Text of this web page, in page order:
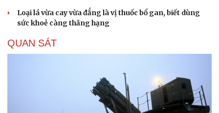
Loại lá vừa cay vừa đắng là vị thuốc bổ gan, biết dùng
sức khoẻ càng thăng hạng
QUAN SÁT